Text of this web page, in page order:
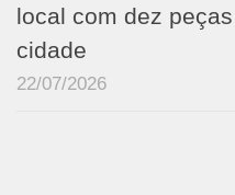
local com dez
cidade
22/07/2026